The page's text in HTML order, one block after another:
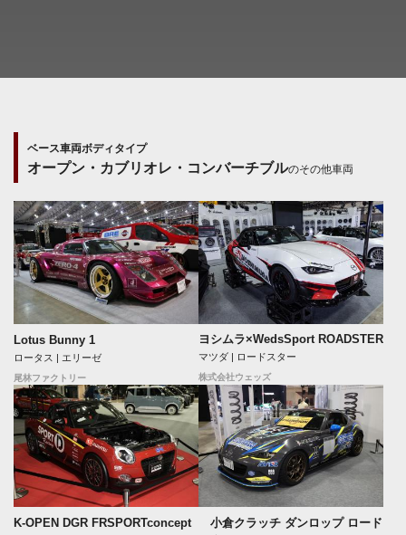
ベース車両ボディタイプ
オープン・カブリオレ・コンバーチブルのその他車両
Lotus Bunny 1
ロータス | エリーゼ
尾林ファクトリー
ヨシムラ×WedsSport ROADSTER
マツダ | ロードスター
株式会社ウェッズ
K-OPEN DGR FRSPORTconcept
小倉クラッチ ダンロップ ロード